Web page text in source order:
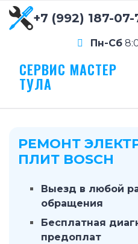
+7 (992) 187-07-
Пн-Сб
СЕРВИС МАСТЕР
ТУЛА
РЕМОНТ
ПЛИТ BOSCH
Выезд в любой
обращения
Бесплатная
предоплат